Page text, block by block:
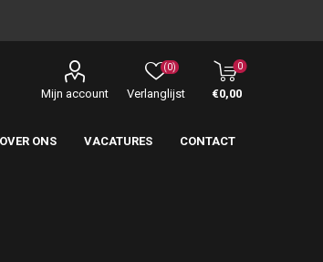
Mijn account Verlanglijst
(0) 0
€0,00
OVER ONS VACATURES CONTACT